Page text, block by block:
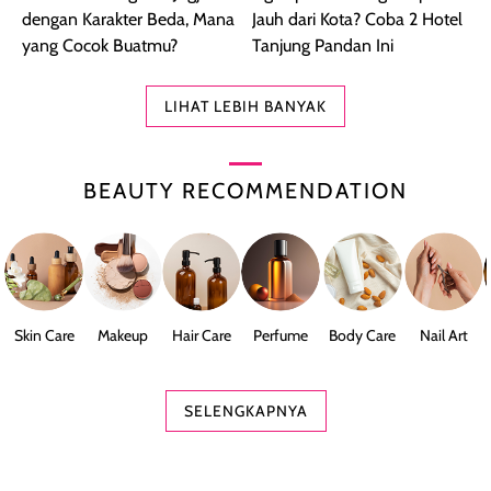
dengan Karakter Beda, Mana
yang Cocok Buatmu?
Jauh dari Kota? Coba 2 Hotel
Tanjung Pandan Ini
LIHAT LEBIH BANYAK
BEAUTY RECOMMENDATION
Skin Care Makeup Hair Care Perfume Body Care Nail Art
SELENGKAPNYA